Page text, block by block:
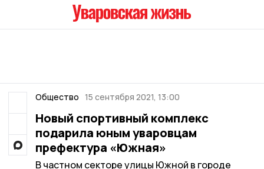
Общество 15 сентября 2021, 13:00
Новый спортивный комплекс
подарила юным уваровцам
префектура «Южная»
В частном секторе улицы Южной в городе